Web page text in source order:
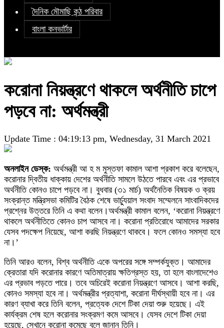
দৈনিক মৌমাছি কন্ঠ পরিবার
বাংলা কনভার্টার
করোনা নিয়ন্ত্রণে থাকলে অর্থনীতি চাপে
পড়বে না: অর্থমন্ত্রী
Update Time : 04:19:13 pm, Wednesday, 31 March 2021
অনলাইন ডেস্ক: অর্থমন্ত্রী আ হ ম মুস্তফা কামাল আশা প্রকাশ করে বলেছেন,
করোনার দ্বিতীয় ধাক্কায় দেশের অর্থনীতি সামলে উঠতে পারবে এবং এর প্রভাবে
অর্থনীতি কোনও চাপে পড়বে না। বুধবার (৩১ মার্চ) অর্থনৈতিক বিষয়ক ও ক্রয়
সংক্রান্ত মন্ত্রিসভা কমিটির বৈঠক শেষে ভার্চ্যুয়াল সংবাদ সম্মেলনে সাংবাদিকদের
প্রশ্নের উত্তরে তিনি এ কথা বলেন।অর্থমন্ত্রী কামাল বলেন, ‘করোনা নিয়ন্ত্রণে
থাকলে অর্থনীতিতে কোনও চাপ আসবে না। করোনা প্রতিরোধে আমাদের সরকার
যেসব পদক্ষেপ নিয়েছে, আশা করছি নিয়ন্ত্রণে থাকবে। ফলে কোনও সমস্যা হবে
না।’
তিনি আরও বলেন, বিশ্ব অর্থনীতি একে অপরের সঙ্গে সম্পর্কযুক্ত। আমাদের
ক্রেতারা যদি করোনার কারণে অতিমাত্রায় ক্ষতিগ্রস্ত হয়, তা হলে বাংলাদেশেও
এর প্রভাব পড়তে পারে। তবে অচিরেই করোনা নিয়ন্ত্রণে আসবে। আশা করছি,
কোনও সমস্যা হবে না। অর্থমন্ত্রীর প্রত্যাশা, করোনা দীর্ঘস্থায়ী হবে না। এর
কারণ ব্যাখা করে তিনি বলেন, প্রত্যেক দেশে টিকা দেয়া শুরু হয়েছে। এই
কার্যক্রম শেষ হলে করোনার সংক্রমণ কমে আসবে। যেসব দেশে টিকা দেয়া
হয়েছে, সেখানে করোনা কমেছে বলে জানান তিনি।